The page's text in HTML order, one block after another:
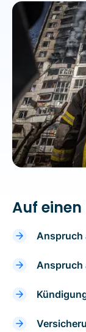
Auf einen
Anspruch
Anspruch